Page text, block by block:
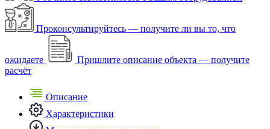
Проконсультируйтесь — получите ли вы то, что
ожидаете
Пришлите описание объекта — получите
расчёт
Описание
Характеристики